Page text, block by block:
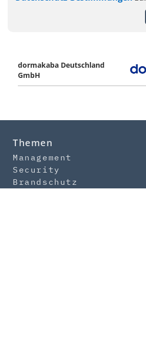
dormakaba Deutschland
GmbH
Themen
Management
Security
Brandschutz